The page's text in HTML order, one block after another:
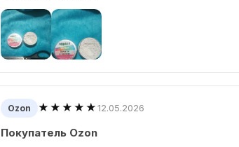
Ozon ★★★★★12.05.2026
Покупатель Ozon